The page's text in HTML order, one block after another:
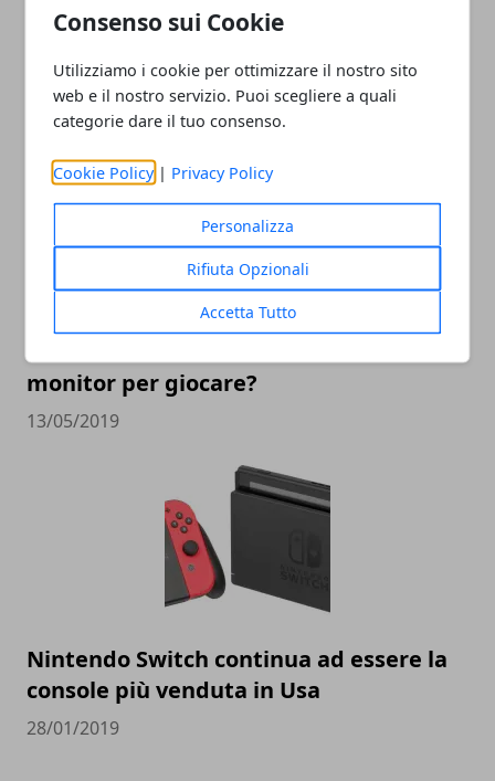
Consenso sui Cookie
Utilizziamo i cookie per ottimizzare il nostro sito
web e il nostro servizio. Puoi scegliere a quali
categorie dare il tuo consenso.
Cookie Policy | Privacy Policy
Personalizza
Rifiuta Opzionali
Accetta Tutto
retrogames?
18/09/2019
monitor per giocare?
13/05/2019
Nintendo Switch continua ad essere la
console più venduta in Usa
28/01/2019